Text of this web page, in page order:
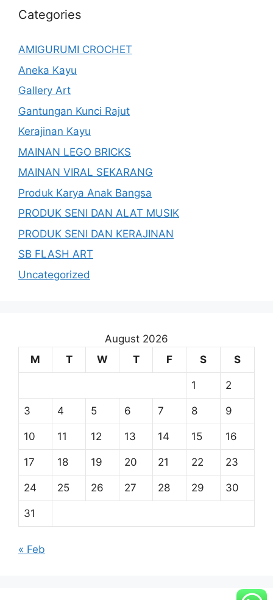
Categories
AMIGURUMI CROCHET
Aneka Kayu
Gallery Art
Gantungan Kunci Rajut
Kerajinan Kayu
MAINAN LEGO BRICKS
MAINAN VIRAL SEKARANG
Produk Karya Anak Bangsa
PRODUK SENI DAN ALAT MUSIK
PRODUK SENI DAN KERAJINAN
SB FLASH ART
Uncategorized
August 2026
M
T W T F S S
1 2
3 4 5 6 7 8 9
10 11 12 13 14 15 16
17 18 19 20 21 22 23
24 25 26 27 28 29 30
31
« Feb